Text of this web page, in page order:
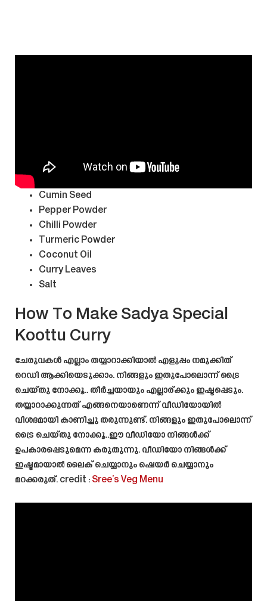
Cumin Seed
Pepper Powder
Chilli Powder
Turmeric Powder
Coconut Oil
Curry Leaves
Salt
How To Make Sadya Special
Koottu Curry
ചേരുവകൾ എല്ലാം തയ്യാറാക്കിയാൽ എളുപ്പം നമുക്കിത്
റെഡി ആക്കിയെടുക്കാം. നിങ്ങളും ഇതുപോലൊന്ന് ട്രൈ
ചെയ്തു നോക്കൂ.. തീർച്ചയായും എല്ലാര്ക്കും ഇഷ്ടപ്പെടും.
തയ്യാറാക്കുന്നത് എങ്ങനെയാണെന്ന് വീഡിയോയിൽ
വിശദമായി കാണിച്ചു തരുന്നുണ്ട്. നിങ്ങളും ഇതുപോലൊന്ന്
ട്രൈ ചെയ്തു നോക്കൂ..ഈ വീഡിയോ നിങ്ങൾക്ക്
ഉപകാരപ്പെടുമെന്ന കരുതുന്നു. വീഡിയോ നിങ്ങൾക്ക്
ഇഷ്ടമായാൽ ലൈക്‌ ചെയ്യാനും ഷെയർ ചെയ്യാനും
മറക്കരുത്. credit : Sree’s Veg Menu